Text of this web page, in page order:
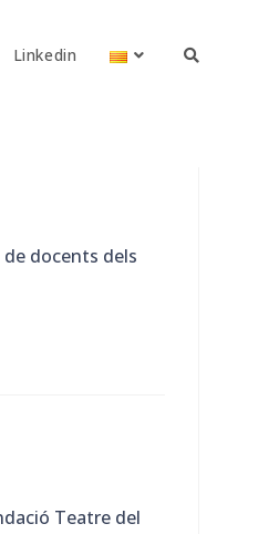
Linkedin
de docents dels
Teatre del